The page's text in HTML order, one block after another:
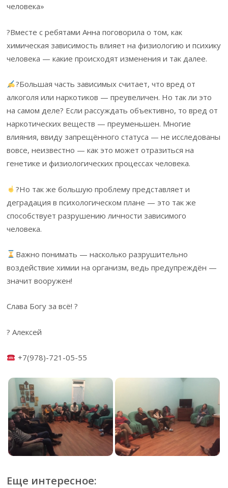
человека»
?Вместе с ребятами Анна поговорила о том, как
химическая зависимость влияет на физиологию и психику
человека — какие происходят изменения и так далее.
?Большая часть зависимых считает, что вред от
алкоголя или наркотиков — преувеличен. Но так ли это
на самом деле? Если рассуждать объективно, то вред от
наркотических веществ — преуменьшен. Многие
влияния, ввиду запрещённого статуса — не исследованы
вовсе, неизвестно — как это может отразиться на
генетике и физиологических процессах человека.
?Но так же большую проблему представляет и
деградация в психологическом плане — это так же
способствует разрушению личности зависимого
человека.
Важно понимать — насколько разрушительно
воздействие химии на организм, ведь предупреждён —
значит вооружен!
Слава Богу за всё! ?
? Алексей
+7(978)-721-05-55
Еще интересное: